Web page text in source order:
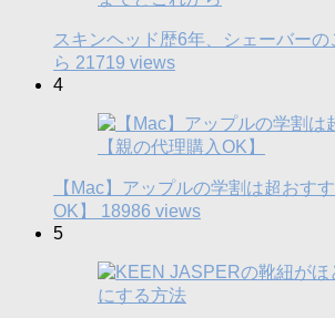
スキンヘッド歴6年、シェーバー
ら 21719 views
4
【Mac】アップルの学割は超おす
OK】 18986 views
5